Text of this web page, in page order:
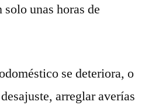
unas horas de
se deteriora, o
arreglar averías